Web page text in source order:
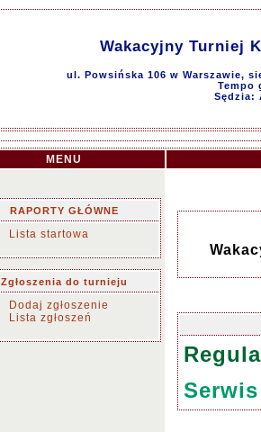
Wakacyjny Turniej
ul. Powsińska 106 w Warszawie,
Tempo
Sędzia:
MENU
RAPORTY GŁÓWNE
Lista startowa
Zgłoszenia do turnieju
Dodaj zgłoszenie
Lista zgłoszeń